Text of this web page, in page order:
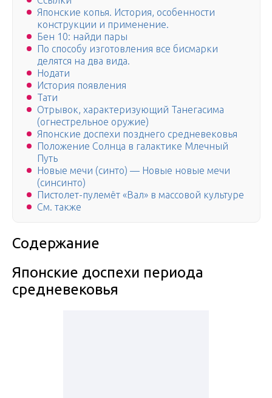
Японские копья. История, особенности
конструкции и применение.
Бен 10: найди пары
По способу изготовления все бисмарки
делятся на два вида.
Нодати
История появления
Тати
Отрывок, характеризующий Танегасима
(огнестрельное оружие)
Японские доспехи позднего средневековья
Положение Солнца в галактике Млечный
Путь
Новые мечи (синто) — Новые новые мечи
(синсинто)
Пистолет-пулемёт «Вал» в массовой культуре
См. также
Содержание
Японские доспехи периода
средневековья